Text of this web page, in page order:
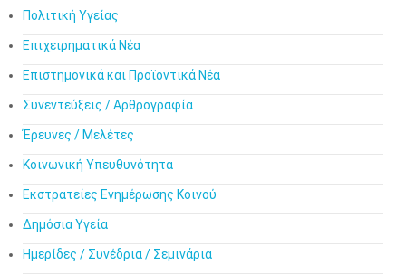
Πολιτική Υγείας
Επιχειρηματικά Νέα
Επιστημονικά και Προϊοντικά Νέα
Συνεντεύξεις / Αρθρογραφία
Έρευνες / Μελέτες
Κοινωνική Υπευθυνότητα
Εκστρατείες Ενημέρωσης Κοινού
Δημόσια Υγεία
Ημερίδες / Συνέδρια / Σεμινάρια